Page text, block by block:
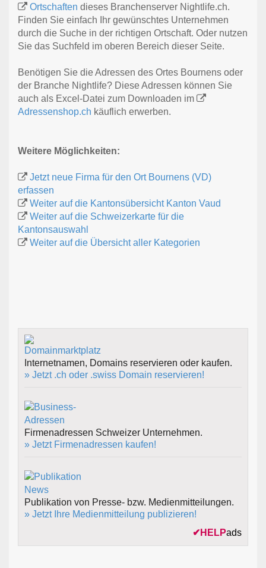
Ortschaften dieses Branchenserver Nightlife.ch.
Finden Sie einfach Ihr gewünschtes Unternehmen
durch die Suche in der richtigen Ortschaft. Oder nutzen
Sie das Suchfeld im oberen Bereich dieser Seite.
Benötigen Sie die Adressen des Ortes Bournens oder
der Branche Nightlife? Diese Adressen können Sie
auch als Excel-Datei zum Downloaden im
Adressenshop.ch käuflich erwerben.
Weitere Möglichkeiten:
Jetzt neue Firma für den Ort Bournens (VD)
erfassen
Weiter auf die Kantonsübersicht Kanton Vaud
Weiter auf die Schweizerkarte für die
Kantonsauswahl
Weiter auf die Übersicht aller Kategorien
Internetnamen, Domains reservieren oder kaufen.
» Jetzt .ch oder .swiss Domain reservieren!
Firmenadressen Schweizer Unternehmen.
» Jetzt Firmenadressen kaufen!
Publikation von Presse- bzw. Medienmitteilungen.
» Jetzt Ihre Medienmitteilung publizieren!
✔ HELPads